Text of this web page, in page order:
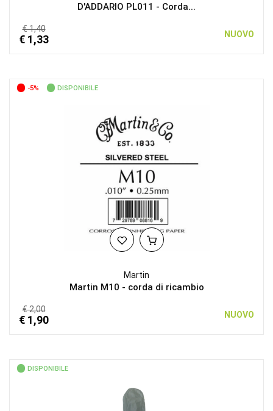
D'ADDARIO PL011 - Corda...
€ 1,40
€ 1,33 NUOVO
-5% DISPONIBILE
Martin
Martin M10 - corda di ricambio
€ 2,00
€ 1,90 NUOVO
DISPONIBILE